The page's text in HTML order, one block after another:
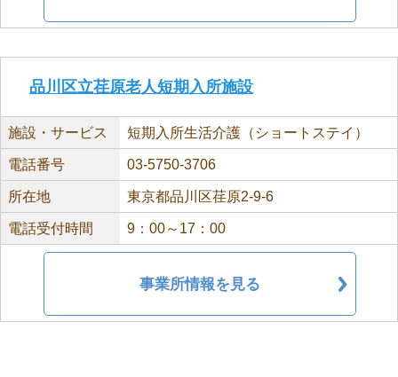
品川区立荏原老人短期入所施設
施設・サービス 短期入所生活介護（ショートステイ）
電話番号 03-5750-3706
所在地 東京都品川区荏原2-9-6
電話受付時間 9：00～17：00
事業所情報を見る